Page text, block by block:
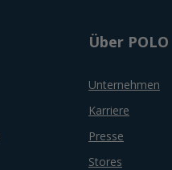
Über POLO
Unternehmen
Karriere
Presse
Stores